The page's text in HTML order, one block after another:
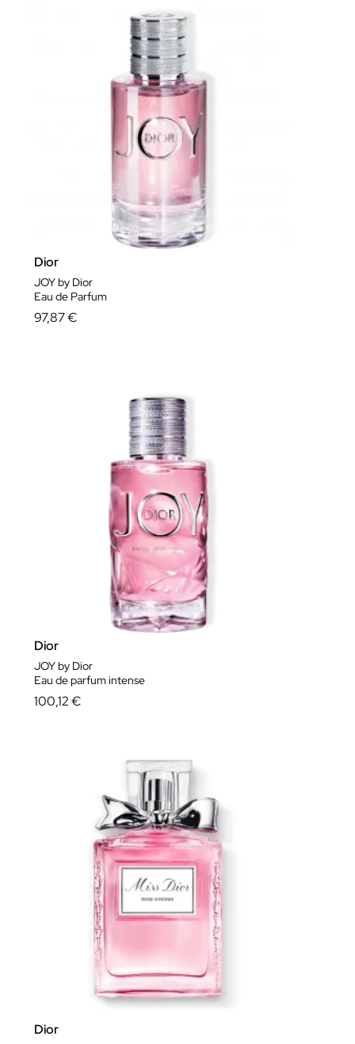
Dior
JOY by Dior
Eau de Parfum
97,87 €
Dior
JOY by Dior
Eau de parfum intense
100,12 €
Dior